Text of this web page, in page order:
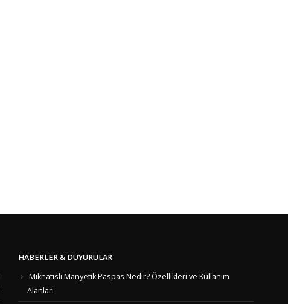
HABERLER & DUYURULAR
Mıknatıslı Manyetik Paspas Nedir? Özellikleri ve Kullanım
Alanları